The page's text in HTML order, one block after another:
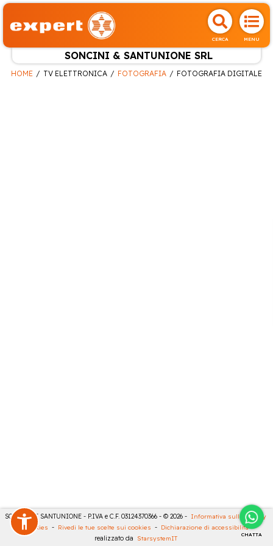
CERCA MENU
SONCINI & SANTUNIONE SRL
CHATTA
HOME TV ELETTRONICA FOTOGRAFIA FOTOGRAFIA DIGITALE
SONCINI E SANTUNIONE - P.IVA e C.F. 03124370366 - © 2026 - Informativa sulla privacy
Cookies - Rivedi le tue scelte sui cookies - Dichiarazione di accessibilità -
realizzato da StarsystemIT